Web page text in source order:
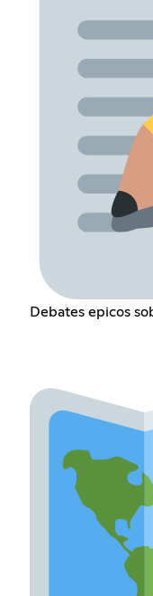
Debates epicos